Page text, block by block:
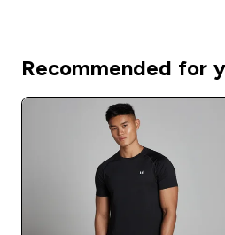
Recommended for